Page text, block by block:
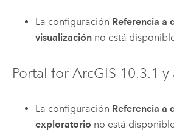
La configuración Referencia a
visualización no está
Portal for ArcGIS 10.3.1 y
La configuración Referencia a
exploratorio no está